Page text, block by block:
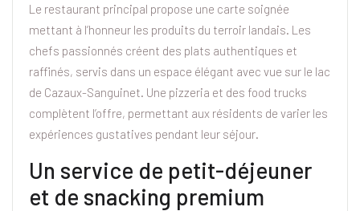
Le restaurant principal propose une carte soignée
mettant à l’honneur les produits du terroir landais. Les
chefs passionnés créent des plats authentiques et
raffinés, servis dans un espace élégant avec vue sur le lac
de Cazaux-Sanguinet. Une pizzeria et des food trucks
complètent l’offre, permettant aux résidents de varier les
expériences gustatives pendant leur séjour.
Un service de petit-déjeuner
et de snacking premium